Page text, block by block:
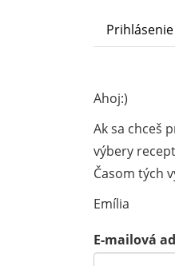
Prihlásenie
Ahoj:)
Ak sa chceš
výbery
Časom tých
Emília
E-mailová